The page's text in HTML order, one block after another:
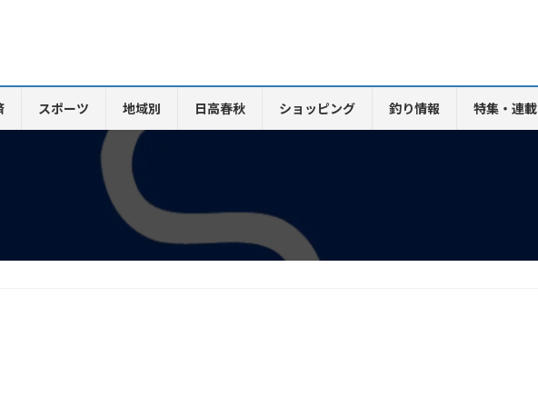
スポーツ 地域別 日高春秋 ショッピング 釣り情報 特集・連載